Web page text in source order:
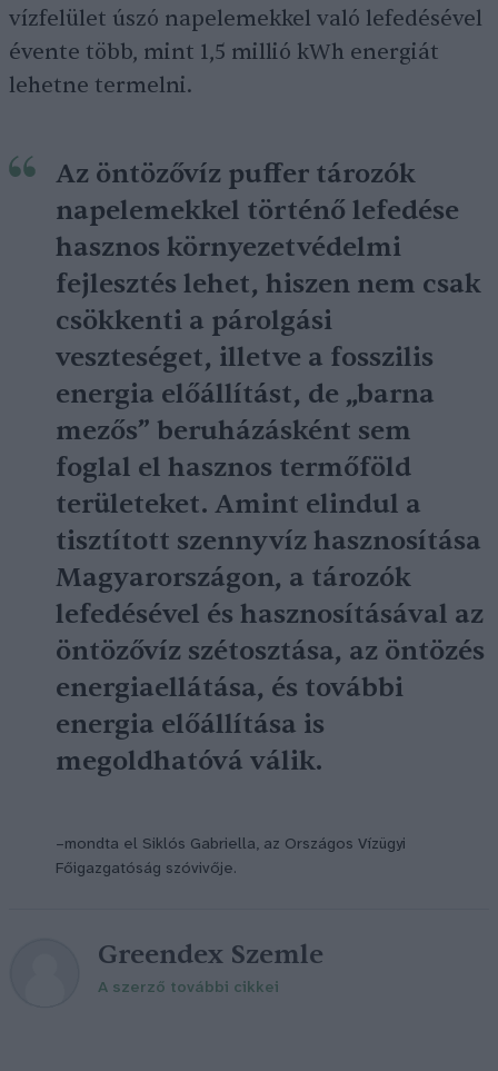
vízfelület úszó napelemekkel való lefedésével
évente több, mint 1,5 millió kWh energiát
lehetne termelni.
Az öntözővíz puffer tározók
napelemekkel történő lefedése
hasznos környezetvédelmi
fejlesztés lehet, hiszen nem csak
csökkenti a párolgási
veszteséget, illetve a fosszilis
energia előállítást, de „barna
mezős” beruházásként sem
foglal el hasznos termőföld
területeket. Amint elindul a
tisztított szennyvíz hasznosítása
Magyarországon, a tározók
lefedésével és hasznosításával az
öntözővíz szétosztása, az öntözés
energiaellátása, és további
energia előállítása is
megoldhatóvá válik.
–mondta el Siklós Gabriella, az Országos Vízügyi
Főigazgatóság szóvivője.
Greendex Szemle
A szerző további cikkei